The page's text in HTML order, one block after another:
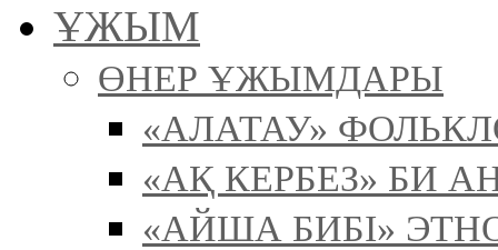
ҰЖЫМ
ӨНЕР ҰЖЫМДАРЫ
«АЛАТАУ»
«АҚ КЕРБЕЗ» БИ
«АЙША БИБІ»